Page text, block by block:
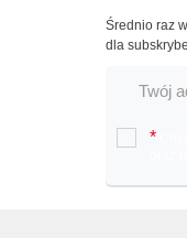
Średnio raz
dla
*